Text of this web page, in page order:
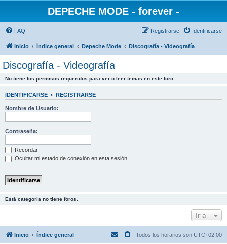
DEPECHE MODE - forever -
FAQ Identificarse
Registrarse
Inicio Índice general Depeche Mode Discografía - Videografía
Discografía - Videografía
No tiene los permisos requeridos para ver o leer temas en este foro.
IDENTIFICARSE • REGISTRARSE
Nombre de Usuario:
Contraseña:
Recordar
Ocultar mi estado de conexión en esta sesión
Está categoría no tiene foros.
Ir a
Inicio Índice general Todos los horarios son UTC+02:00